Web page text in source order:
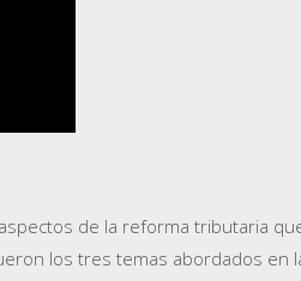
de la reforma tributaria
los tres temas abordados en